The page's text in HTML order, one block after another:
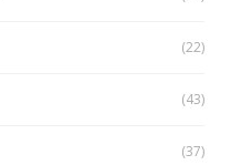
(22)
(43)
(37)